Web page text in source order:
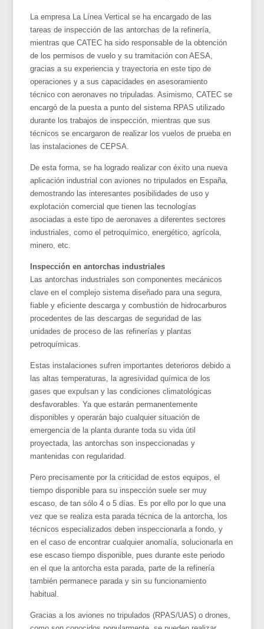
La empresa La Línea Vertical se ha encargado de las
tareas de inspección de las antorchas de la refinería,
mientras que CATEC ha sido responsable de la obtención
de los permisos de vuelo y su tramitación con AESA,
gracias a su experiencia y trayectoria en este tipo de
operaciones y a sus capacidades en asesoramiento
técnico con aeronaves no tripuladas. Asimismo, CATEC se
encargó de la puesta a punto del sistema RPAS utilizado
durante los trabajos de inspección, mientras que sus
técnicos se encargaron de realizar los vuelos de prueba en
las instalaciones de CEPSA.
De esta forma, se ha logrado realizar con éxito una nueva
aplicación industrial con aviones no tripulados en España,
demostrando las interesantes posibilidades de uso y
explotación comercial que tienen las tecnologías
asociadas a este tipo de aeronaves a diferentes sectores
industriales, como el petroquímico, energético, agrícola,
minero, etc.
Inspección en antorchas industriales
Las antorchas industriales son componentes mecánicos
clave en el complejo sistema diseñado para una segura,
fiable y eficiente descarga y combustión de hidrocarburos
procedentes de las descargas de seguridad de las
unidades de proceso de las refinerías y plantas
petroquímicas.
Estas instalaciones sufren importantes deterioros debido a
las altas temperaturas, la agresividad química de los
gases que expulsan y las condiciones climatológicas
desfavorables. Ya que estarán permanentemente
disponibles y operarán bajo cualquier situación de
emergencia de la planta durante toda su vida útil
proyectada, las antorchas son inspeccionadas y
mantenidas con regularidad.
Pero precisamente por la criticidad de estos equipos, el
tiempo disponible para su inspección suele ser muy
escaso, de tan sólo 4 o 5 días. Es por ello por lo que una
vez que se realiza esta parada técnica de la antorcha, los
técnicos especializados deben inspeccionarla a fondo, y
en el caso de encontrar cualquier anomalía, solucionarla en
ese escaso tiempo disponible, pues durante este periodo
en el que la antorcha esta parada, parte de la refinería
también permanece parada y sin su funcionamiento
habitual.
Gracias a los aviones no tripulados (RPAS/UAS) o drones,